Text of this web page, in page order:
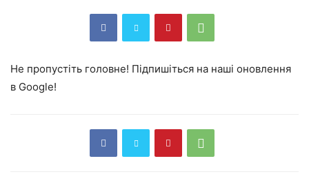
Не пропустіть головне! Підпишіться на наші оновлення
в Google!